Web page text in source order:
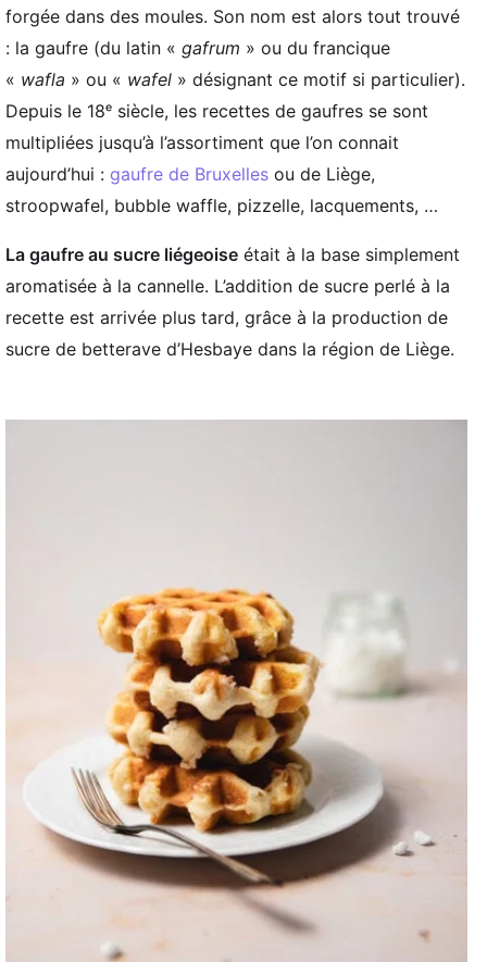
forgée dans des moules. Son nom est alors tout trouvé
: la gaufre (du latin « gafrum » ou du francique
« wafla » ou « wafel » désignant ce motif si particulier).
Depuis le 18ᵉ siècle, les recettes de gaufres se sont
multipliées jusqu’à l’assortiment que l’on connait
aujourd’hui : gaufre de Bruxelles ou de Liège,
stroopwafel, bubble waffle, pizzelle, lacquements, …
La gaufre au sucre liégeoise était à la base simplement
aromatisée à la cannelle. L’addition de sucre perlé à la
recette est arrivée plus tard, grâce à la production de
sucre de betterave d’Hesbaye dans la région de Liège.